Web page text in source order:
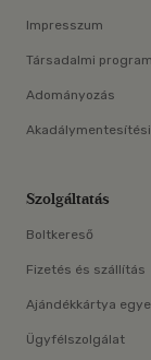
Impresszum
Társadalmi
Adományozás
Szolgáltatás
Boltkereső
Fizetés és szállítás
Ajándékkártya
Ügyfélszolgálat